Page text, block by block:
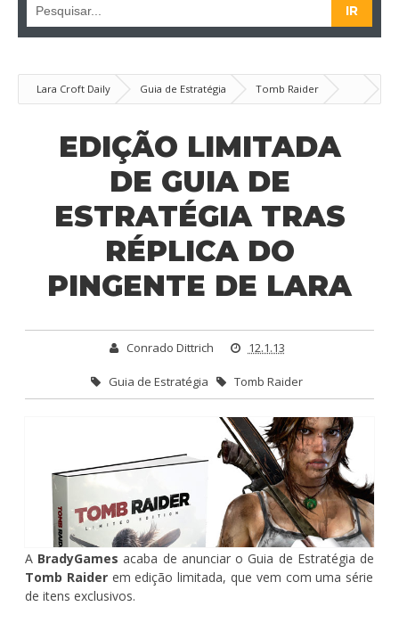
Lara Croft Daily Guia de Estratégia
Tomb Raider
Edição Limitada de Guia de Estratégia tras réplica do pingente de Lara
EDIÇÃO LIMITADA
DE GUIA DE
ESTRATÉGIA TRAS
RÉPLICA DO
PINGENTE DE LARA
Conrado Dittrich 12.1.13
Guia de Estratégia Tomb Raider
A BradyGamesacaba de anunciar o Guia de Estratégia de
Tomb Raider em edição limitada, que vem com uma série
de itens exclusivos.